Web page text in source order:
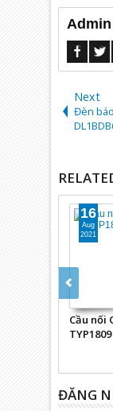
Admin
Next
Đèn
Cầu nối
TYP1809
16
Aug
2021
ĐĂNG